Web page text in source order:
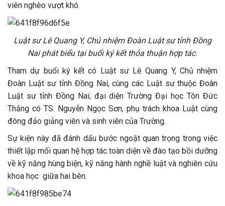
viên nghèo vượt khó.
Luật sư Lê Quang Y, Chủ nhiệm Đoàn Luật sư tỉnh Đồng
Nai phát biểu tại buổi ký kết thỏa thuận hợp tác.
Tham dự buổi ký kết có Luật sư Lê Quang Y, Chủ nhiệm
Đoàn Luật sư tỉnh Đồng Nai, cùng các Luật sư thuộc Đoàn
Luật sư tỉnh Đồng Nai; đại diện Trường Đại học Tôn Đức
Thắng có TS. Nguyễn Ngọc Sơn, phụ trách khoa Luật cùng
đông đảo giảng viên và sinh viên của Trường.
Sự kiện này đã đánh dấu bước ngoặt quan trọng trong việc
thiết lập mối quan hệ hợp tác toàn diện về đào tạo bồi dưỡng
về kỹ năng hùng biện, kỹ năng hành nghề luật và nghiên cứu
khoa học giữa hai bên.